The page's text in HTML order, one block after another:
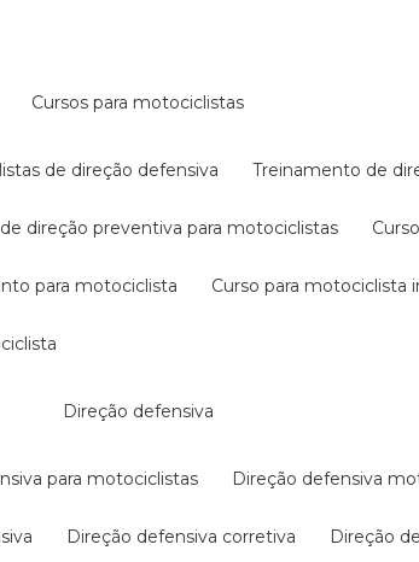
cursos para motociclistas
de direção defensiva treinamento de
de direção preventiva para motociclistas
para motociclista curso para motociclista
direção defensiva
para motociclistas direção defensiva
direção defensiva corretiva direção